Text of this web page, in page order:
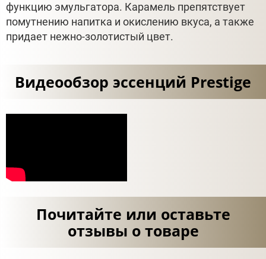
функцию эмульгатора. Карамель препятствует
помутнению напитка и окислению вкуса, а также
придает нежно-золотистый цвет.
Видеообзор эссенций Prestige
Почитайте или оставьте
отзывы о товаре